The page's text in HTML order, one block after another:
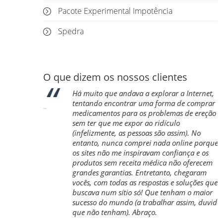
Pacote Experimental Impotência
Spedra
O que dizem os nossos clientes
Há muito que andava a explorar a Internet,
tentando encontrar uma forma de comprar
medicamentos para os problemas de ereção
sem ter que me expor ao ridículo
(infelizmente, as pessoas são assim). No
entanto, nunca comprei nada online porque
os sites não me inspiravam confiança e os
produtos sem receita médica não oferecem
grandes garantias. Entretanto, chegaram
vocês, com todas as respostas e soluções que
buscava num sítio só! Que tenham o maior
sucesso do mundo (a trabalhar assim, duvido
que não tenham). Abraço.